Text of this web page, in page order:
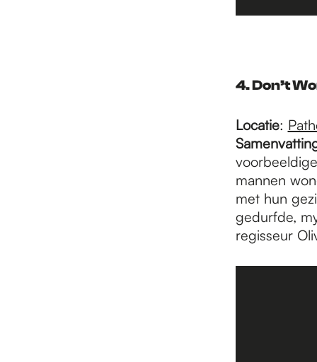
4. Don’t
Locatie:
mannen
met hun
gedurfde,
regisseur